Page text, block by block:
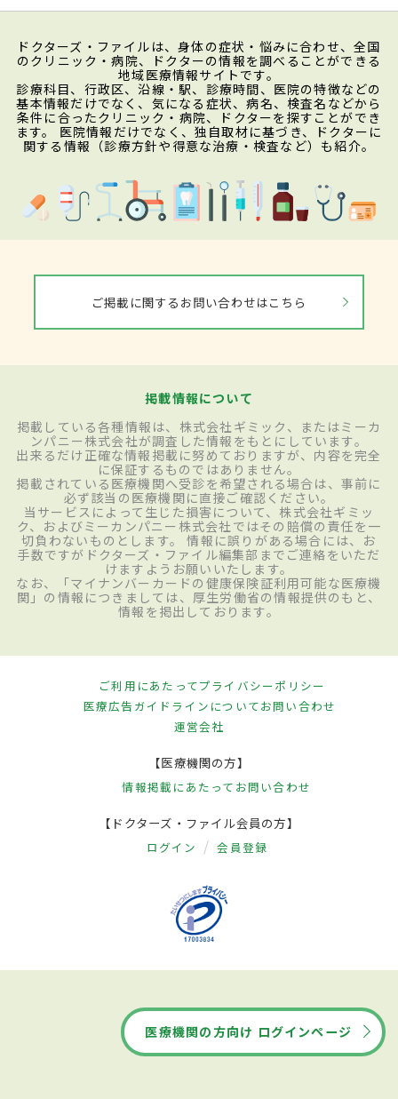
ドクターズ・ファイルは、身体の症状・悩みに合わせ、全国
のクリニック・病院、ドクターの情報を調べることができる
地域医療情報サイトです。
診療科目、行政区、沿線・駅、診療時間、医院の特徴などの
基本情報だけでなく、気になる症状、病名、検査名などから
条件に合ったクリニック・病院、ドクターを探すことができ
ます。 医院情報だけでなく、独自取材に基づき、ドクターに
関する情報（診療方針や得意な治療・検査など）も紹介。
ご掲載に関するお問い合わせはこちら
掲載情報について
掲載している各種情報は、株式会社ギミック、またはミーカ
ンパニー株式会社が調査した情報をもとにしています。
出来るだけ正確な情報掲載に努めておりますが、内容を完全
に保証するものではありません。
掲載されている医療機関へ受診を希望される場合は、事前に
必ず該当の医療機関に直接ご確認ください。
当サービスによって生じた損害について、株式会社ギミッ
ク、およびミーカンパニー株式会社ではその賠償の責任を一
切負わないものとします。 情報に誤りがある場合には、お
手数ですがドクターズ・ファイル編集部までご連絡をいただ
けますようお願いいたします。
なお、「マイナンバーカードの健康保険証利用可能な医療機
関」の情報につきましては、厚生労働省の情報提供のもと、
情報を掲出しております。
ご利用にあたってプライバシーポリシー
医療広告ガイドラインについてお問い合わせ
運営会社
【医療機関の方】
情報掲載にあたって お問い合わせ
【ドクターズ・ファイル会員の方】
ログイン 会員登録
医療機関の方向け ログインページ